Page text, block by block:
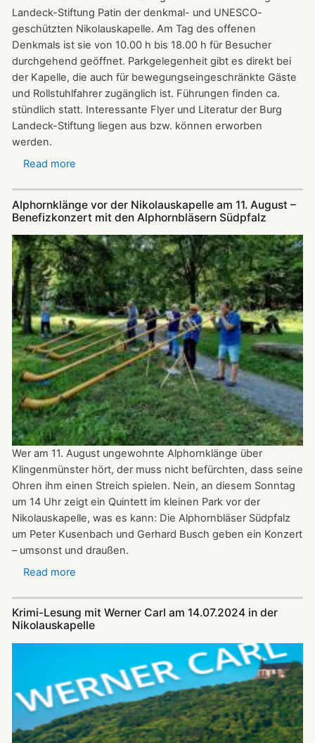
Landeck-Stiftung Patin der denkmal- und UNESCO-
geschützten Nikolauskapelle. Am Tag des offenen
Denkmals ist sie von 10.00 h bis 18.00 h für Besucher
durchgehend geöffnet. Parkgelegenheit gibt es direkt bei
der Kapelle, die auch für bewegungseingeschränkte Gäste
und Rollstuhlfahrer zugänglich ist. Führungen finden ca.
stündlich statt. Interessante Flyer und Literatur der Burg
Landeck-Stiftung liegen aus bzw. können erworben
werden.
Read more
bei
Klingenmünster
ist
am
Tag
des
offenen
Denkmals
am
8.
September
2024
ganztägig
für
Besucher
geöffnet.
Alphornklänge vor der Nikolauskapelle am 11. August –
Benefizkonzert mit den Alphornbläsern Südpfalz
Wer am 11. August ungewohnte Alphornklänge über
Klingenmünster hört, der muss nicht befürchten, dass seine
Ohren ihm einen Streich spielen. Nein, an diesem Sonntag
um 14 Uhr zeigt ein Quintett im kleinen Park vor der
Nikolauskapelle, was es kann: Die Alphornbläser Südpfalz
um Peter Kusenbach und Gerhard Busch geben ein Konzert
– umsonst und draußen.
Read more
der
August
–
Benefizkonzert
mit
Krimi-Lesung mit Werner Carl am 14.07.2024 in der
Nikolauskapelle